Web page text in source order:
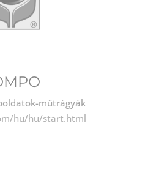
műtrágyák
hu/hu/start.html